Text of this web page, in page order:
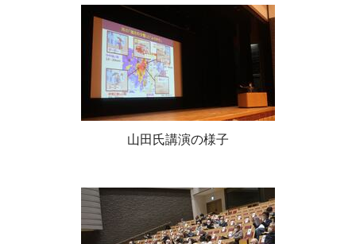
山田氏講演の様子